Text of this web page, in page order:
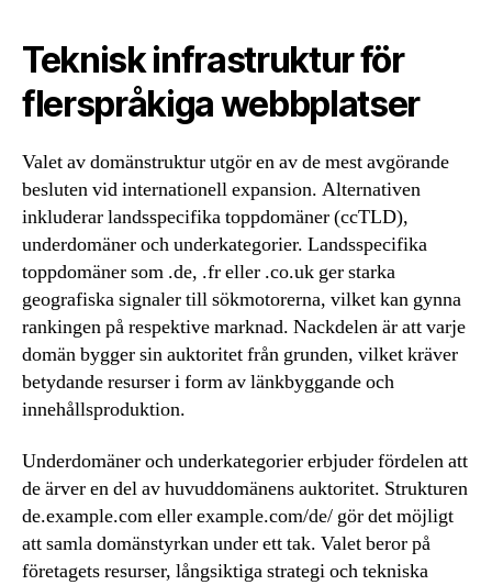
Teknisk infrastruktur för
flerspråkiga webbplatser
Valet av domänstruktur utgör en av de mest avgörande
besluten vid internationell expansion. Alternativen
inkluderar landsspecifika toppdomäner (ccTLD),
underdomäner och underkategorier. Landsspecifika
toppdomäner som .de, .fr eller .co.uk ger starka
geografiska signaler till sökmotorerna, vilket kan gynna
rankingen på respektive marknad. Nackdelen är att varje
domän bygger sin auktoritet från grunden, vilket kräver
betydande resurser i form av länkbyggande och
innehållsproduktion.
Underdomäner och underkategorier erbjuder fördelen att
de ärver en del av huvuddomänens auktoritet. Strukturen
de.example.com eller example.com/de/ gör det möjligt
att samla domänstyrkan under ett tak. Valet beror på
företagets resurser, långsiktiga strategi och tekniska